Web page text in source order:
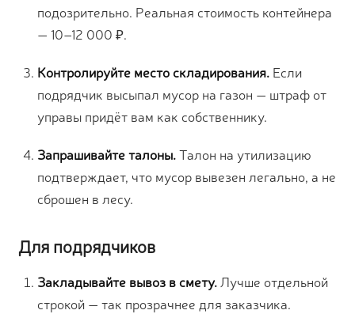
подозрительно. Реальная стоимость контейнера
— 10–12 000 ₽.
Контролируйте место складирования. Если
подрядчик высыпал мусор на газон — штраф от
управы придёт вам как собственнику.
Запрашивайте талоны.Талон на утилизацию
подтверждает, что мусор вывезен легально, а не
сброшен в лесу.
Для подрядчиков
Закладывайте вывоз в смету. Лучше отдельной
строкой — так прозрачнее для заказчика.